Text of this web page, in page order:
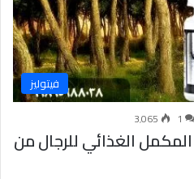
فيتوليز
1 3٬065
المكمل الغذائي للرجال من